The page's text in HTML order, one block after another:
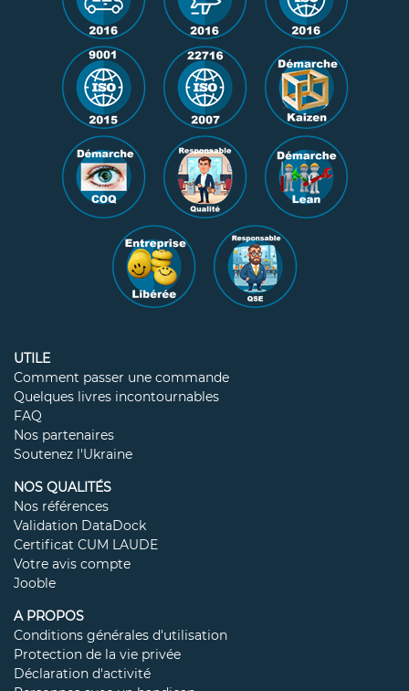
UTILE
Comment passer une commande
Quelques livres incontournables
FAQ
Nos partenaires
Soutenez l'Ukraine
NOS QUALITÉS
Nos références
Validation DataDock
Certificat CUM LAUDE
Votre avis compte
Jooble
A PROPOS
Conditions générales d'utilisation
Protection de la vie privée
Déclaration d'activité